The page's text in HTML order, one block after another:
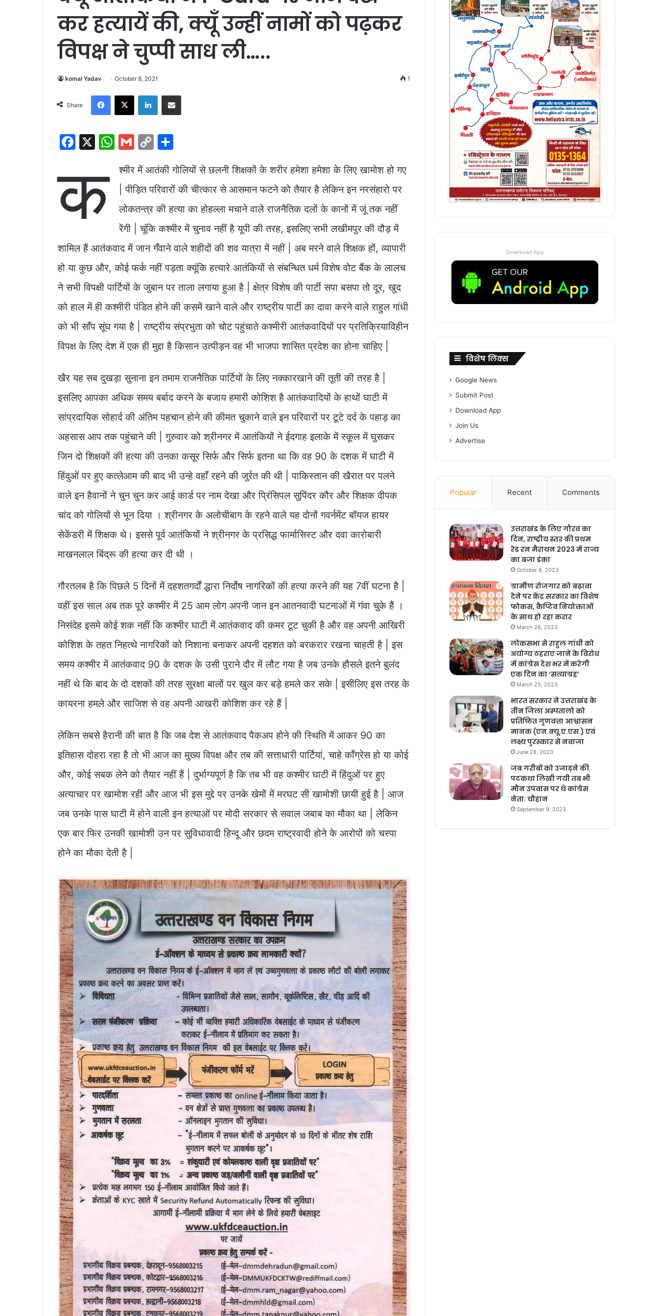
कर हत्यायें की, क्यूँ उन्हीं नामों को पढ़कर
विपक्ष ने चुप्पी साध ली…..
komal Yadav October 8, 2021 1
Share
Facebook
X LinkedInShare via Email
F
c
e
b
o
k
X
W
at
s
A
p
p
G
ai
l
C
p
y
Li
k
ar
e
क
श्मीर में आतंकी गोलियों से छलनी शिक्षकों के शरीर हमेशा हमेशा के लिए खामोश हो गए
| पीड़ित परिवारों की चीत्कार से आसमान फटने को तैयार है लेकिन इन नरसंहारो पर
लोकतन्त्र की हत्या का होहल्ला मचाने वाले राजनैतिक दलों के कानों में जूं तक नहीं
रेंगी | चूंकि कश्मीर में चुनाव नहीं है यूपी की तरह, इसलिए सभी लखीमपुर की दौड़ में
शामिल हैं आतंकवाद में जान गँवाने वाले शहीदों की शव यात्रा में नहीं | अब मरने वाले शिक्षक हों, व्यापारी
हो या कुछ और, कोई फर्क नहीं पड़ता क्यूंकि हत्यारे आतंकियों से संबन्धित धर्म विशेष वोट बैंक के लालच
ने सभी विपक्षी पार्टियों के जुबान पर ताला लगाया हुआ है | क्षेत्र विशेष की पार्टी सपा बसपा तो दूर, खुद
को हाल में ही कश्मीरी पंडित होने की कसमें खाने वाले और राष्ट्रीय पार्टी का दावा करने वाले राहुल गांधी
को भी साँप सूंघ गया है | राष्ट्रीय संप्रभुता को चोट पहुंचाते कश्मीरी आतंकवादियों पर प्रतिक्रियाविहीन
विपक्ष के लिए देश में एक ही मुद्दा है किसान उत्पीड़न वह भी भाजपा शासित प्रदेश का होना चाहिए |
खैर यह सब दुखड़ा सुनाना इन तमाम राजनैतिक पार्टियों के लिए नक्कारखाने की तूती की तरह है |
इसलिए आपका अधिक समय बर्बाद करने के बजाय हमारी कोशिश है आतंकवादियों के हाथों घाटी में
सांप्रदायिक सोहार्द की अंतिम पहचान होने की कीमत चुकाने वाले इन परिवारों पर टूटे दर्द के पहाड़ का
अहसास आप तक पहुंचाने की | गुरुवार को श्रीनगर में आतंकियों ने ईदगाह इलाके में स्कूल में घुसकर
जिन दो शिक्षकों की हत्या की उनका कसूर सिर्फ और सिर्फ इतना था कि वह 90 के दशक में घाटी में
हिंदुओं पर हुए कत्लेआम की बाद भी उन्हे वहाँ रहने की जुर्रत की थी | पाकिस्तान की खैरात पर पलने
वाले इन हैवानों ने चुन चुन कर आई कार्ड पर नाम देखा और प्रिंसिपल सुपिंदर कौर और शिक्षक दीपक
चांद को गोलियों से भून दिया । श्रीनगर के अलोचीबाग के रहने वाले यह दोनों गवर्नमेंट बॉयज हायर
सेकेंडरी में शिक्षक थे। इससे पूर्व आतंकियों ने श्रीनगर के प्रसिद्ध फार्मासिस्ट और दवा कारोबारी
माखनलाल बिंद्रू की हत्या कर दी थी ।
गौरतलब है कि पिछले 5 दिनों में दहशतगर्दों द्धारा निर्दोष नागरिकों की हत्या करने की यह 7वीं घटना है |
वहीं इस साल अब तक पूरे कश्मीर में 25 आम लोग अपनी जान इन आतनवादी घटनाओं में गंवा चुके हैं ।
निसंदेह इसमे कोई शक नहीं कि कश्मीर घाटी में आतंकवाद की कमर टूट चुकी है और वह अपनी आखिरी
कोशिश के तहत निहत्थे नागरिकों को निशाना बनाकर अपनी दहशत को बरकरार रखना चाहती है | इस
समय कश्मीर में आतंकवाद 90 के दशक के उसी पुराने दौर में लौट गया है जब उनके हौसले इतने बुलंद
नहीं थे कि बाद के दो दशकों की तरह सुरक्षा बालों पर खुल कर बड़े हमले कर सके | इसीलिए इस तरह के
कायरना हमले और साजिश से वह अपनी आखरी कोशिश कर रहे हैं |
लेकिन सबसे हैरानी की बात है कि जब देश से आतंकवाद पैकअप होने की स्थिति में आकर 90 का
इतिहास दोहरा रहा है तो भी आज का मुख्य विपक्ष और तब की सत्ताधारी पार्टियां, चाहे कॉंग्रेस हो या कोई
और, कोई सबक लेने को तैयार नहीं हैं | दुर्भाग्यपूर्ण है कि तब भी वह कश्मीर घाटी में हिंदुओं पर हुए
अत्याचार पर खामोश रही और आज भी इस मुद्दे पर उनके खेमों में मरघट सी खामोशी छायी हुई है | आज
जब उनके पास घाटी में होने वाली इन हत्याओं पर मोदी सरकार से सवाल जबाब का मौका था | लेकिन
एक बार फिर उनकी खामोशी उन पर सुविधावादी हिन्दू और छदम राष्ट्रवादी होने के आरोपों को चस्पा
होने का मौका देती है |
Download App
विशेष लिंक्स
Google News
Submit Post
Download App
Join Us
Advertise
Popular Recent Comments
उत्तराखंड के लिए गौरव का
दिन, राष्ट्रीय स्तर की प्रथम
रेड रन मैराथन 2023 में राज्य
का बजा डंका
October 8, 2023
ग्रामीण रोजगार को बढ़ावा
देने पर केंद्र सरकार का विशेष
फोकस, कैप्टिव नियोक्ताओं
के साथ हो रहा करार
March 28, 2023
लोकसभा से राहुल गांधी को
अयोग्य ठहराए जाने के विरोध
में कांग्रेस देश भर में करेगी
एक दिन का ‘सत्याग्रह’
March 25, 2023
भारत सरकार ने उत्तराखंड के
तीन जिला अस्पतालो को
प्रतिष्ठित गुणवत्ता आश्वासन
मानक (एन.क्यू.ए.एस.) एवं
लक्ष्य पुरस्कार से नवाजा
June 28, 2023
जब गरीबों को उजाड़ने की
पटकथा लिखी गयी तब भी
मौन उपवास पर थे कांग्रेस
नेता: चौहान
September 9, 2023